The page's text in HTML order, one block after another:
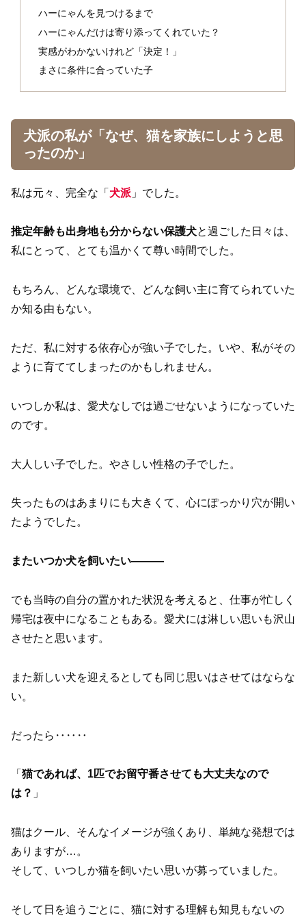
ハーにゃんを見つけるまで
ハーにゃんだけは寄り添ってくれていた？
実感がわかないけれど「決定！」
まさに条件に合っていた子
犬派の私が「なぜ、猫を家族にしようと思
ったのか」
私は元々、完全な「 犬派 」でした。
推定年齢も出身地も分からない保護犬と過ごした日々は、
私にとって、とても温かくて尊い時間でした。
もちろん、どんな環境で、どんな飼い主に育てられていた
か知る由もない。
ただ、私に対する依存心が強い子でした。 いや、私がその
ように育ててしまったのかもしれません。
いつしか私は、愛犬なしでは過ごせないようになっていた
のです。
大人しい子でした。やさしい性格の子でした。
失ったものはあまりにも大きくて、心にぽっかり穴が開い
たようでした。
またいつか犬を飼いたい———
でも当時の自分の置かれた状況を考えると、仕事が忙しく
帰宅は夜中になることもある。愛犬には淋しい思いも沢山
させたと思います。
また新しい犬を迎えるとしても同じ思いはさせてはならな
い。
だったら‥‥‥
「 猫であれば、1匹でお留守番させても大丈夫なので
は？ 」
猫はクール、そんなイメージが強くあり、単純な発想では
ありますが…。
そして、いつしか猫を飼いたい思いが募っていました。
そして日を追うごとに、猫に対する理解も知見もないの